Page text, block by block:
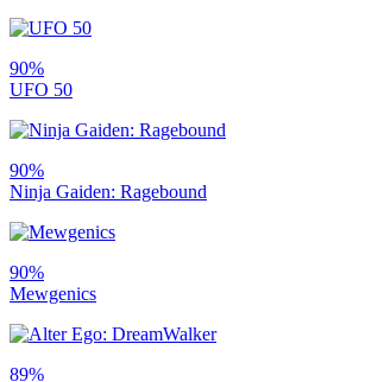
90%
UFO 50
90%
Ninja Gaiden: Ragebound
90%
Mewgenics
89%